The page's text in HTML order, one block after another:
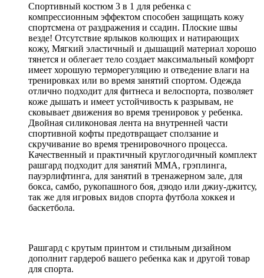
Спортивный костюм 3 в 1 для ребенка с
компрессионным эффектом способен защищать кожу
спортсмена от раздражения и ссадин. Плоские швы
везде! Отсутствие ярлыков колющих и натирающих
кожу, Мягкий эластичный и дышащий материал хорошо
тянется и облегает тело создает максимальный комфорт
имеет хорошую терморегуляцию и отведение влаги на
тренировках или во время занятий спортом. Одежда
отлично подходит для фитнеса и велоспорта, позволяет
коже дышать и имеет устойчивость к разрывам, не
сковывает движения во время тренировок у ребенка.
Двойная силиконовая лента на внутренней части
спортивной кофты предотвращает сползание и
скручивание во время тренировочного процесса.
Качественный и практичный круглогодичный комплект
рашгард подходит для занятий ММА, грэплинга,
пауэрлифтинга, для занятий в тренажерном зале, для
бокса, самбо, рукопашного боя, дзюдо или джиу-джитсу,
так же для игровых видов спорта футбола хоккея и
баскетбола.
Рашгард с крутым принтом и стильным дизайном
дополнит гардероб вашего ребенка как и другой товар
для спорта.